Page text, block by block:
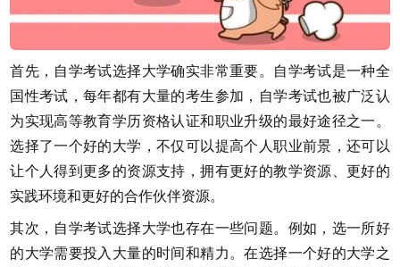
首先，自学考试选择大学确实非常重要。自学考试是一种全
国性考试，每年都有大量的考生参加，自学考试也被广泛认
为实现高等教育学历资格认证和职业升级的最好途径之一。
选择了一个好的大学，不仅可以提高个人职业前景，还可以
让个人得到更多的资源支持，拥有更好的教学资源、更好的
实践环境和更好的合作伙伴资源。
其次，自学考试选择大学也存在一些问题。例如，选一所好
的大学需要投入大量的时间和精力。在选择一个好的大学之